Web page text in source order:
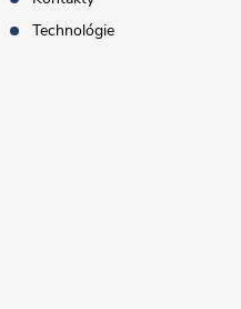
Technológie